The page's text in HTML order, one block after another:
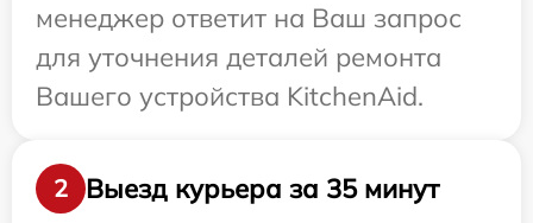
менеджер ответит на Ваш запрос
для уточнения деталей ремонта
Вашего устройства KitchenAid.
2
Выезд курьера за 35 минут